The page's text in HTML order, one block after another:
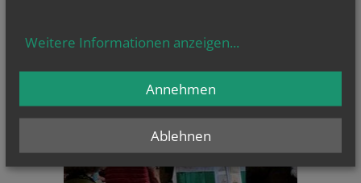
Weitere Informationen anzeigen...
Ablehnen
Annehmen